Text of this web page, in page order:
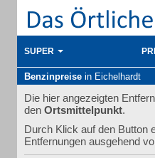
SUPER
Benzinpreise in Eichelhardt
Die hier angezeigten
den Ortsmittelpunkt.
Durch Klick auf den Button
Entfernungen ausgehend